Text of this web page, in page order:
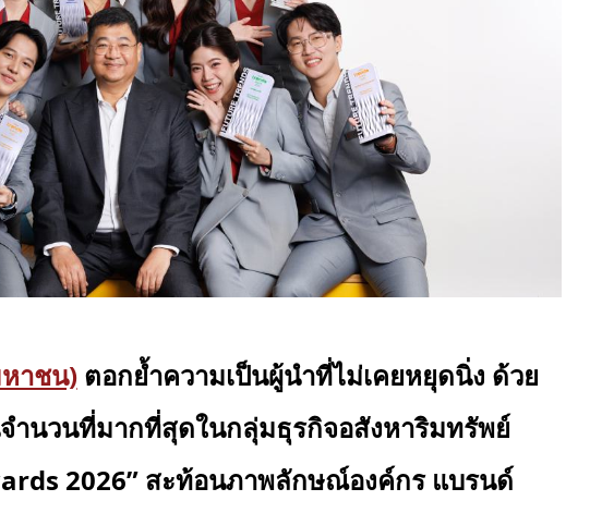
าชน)ตอกย้ำความเป็นผู้นำที่ไม่เคยหยุดนิ่ง ด้วย
จำนวนที่มากที่สุดในกลุ่มธุรกิจอสังหาริมทรัพย์
2026” สะท้อนภาพลักษณ์องค์กร แบรนด์